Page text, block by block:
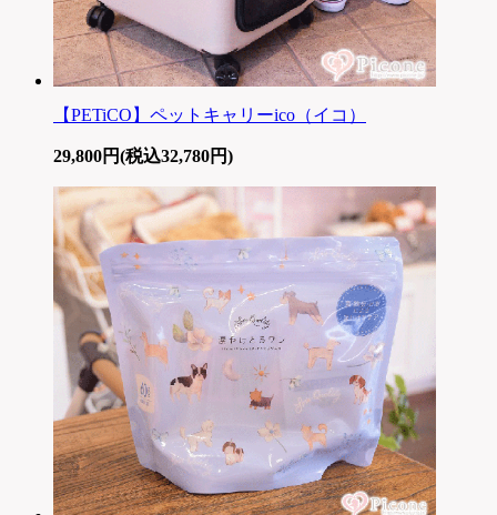
【PETiCO】ペットキャリーico（イコ）
29,800円(税込32,780円)